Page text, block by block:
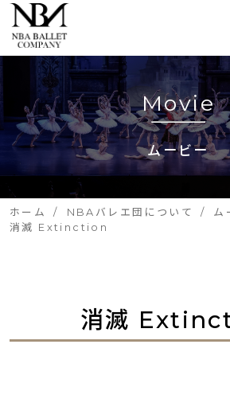
Movie
ムービー
ホーム NBAバレエ団について
ム
消滅 Extinction
消滅